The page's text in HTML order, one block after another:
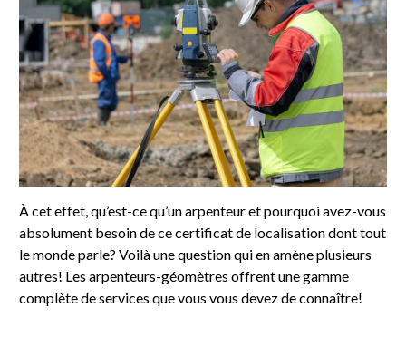
À cet effet, qu’est-ce qu’un arpenteur et pourquoi avez-vous
absolument besoin de ce certificat de localisation dont tout
le monde parle? Voilà une question qui en amène plusieurs
autres! Les arpenteurs-géomètres offrent une gamme
complète de services que vous vous devez de connaître!